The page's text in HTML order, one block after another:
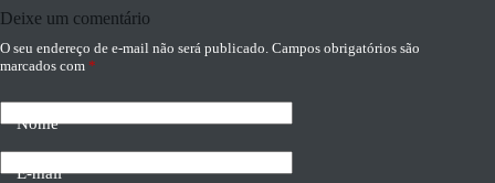
Deixe um comentário
O seu endereço de e-mail não será publicado. Campos obrigatórios são
marcados com *
Nome
E-mail